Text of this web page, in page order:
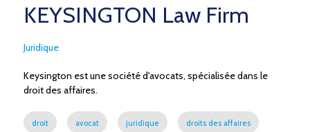
KEYSINGTON Law Firm
Juridique
Keysington est une société d'avocats, spécialisée dans le
droit des affaires.
droit avocat juridique droits des affaires